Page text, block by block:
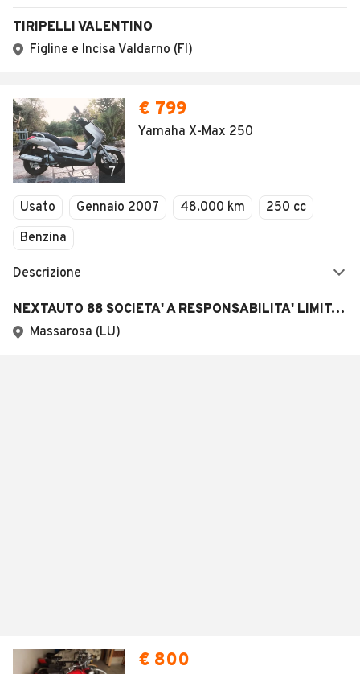
TIRIPELLI VALENTINO
Figline e Incisa Valdarno (FI)
7
€ 799
Yamaha X-Max 250
Usato Gennaio 2007 48.000 km
250 cc
Benzina
Descrizione
NEXTAUTO 88 SOCIETA' A RESPONSABILITA' LIMITATA SEMPLIFICATA
Massarosa (LU)
€ 800